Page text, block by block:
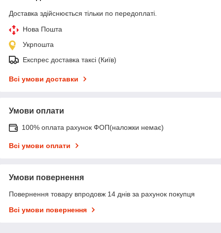
Доставка здійснюється тільки по передоплаті.
Нова Пошта
Укрпошта
Експрес доставка таксі (Київ)
Всі умови доставки
Умови оплати
100% оплата рахунок ФОП(наложки немає)
Всі умови оплати
Умови повернення
Повернення товару впродовж 14 днів за рахунок покупця
Всі умови повернення